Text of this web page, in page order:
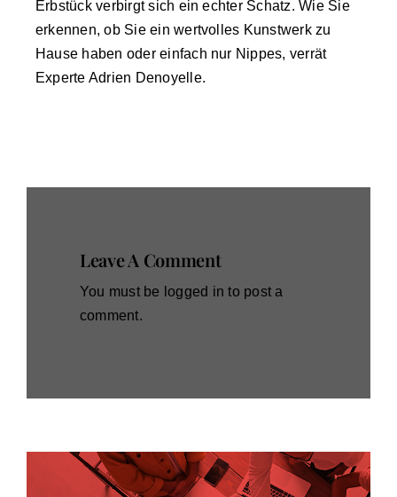
Erbstück verbirgt sich ein echter Schatz. Wie Sie
erkennen, ob Sie ein wertvolles Kunstwerk zu
Hause haben oder einfach nur Nippes, verrät
Experte Adrien Denoyelle.
Leave A Comment
You must be logged in to post a
comment.